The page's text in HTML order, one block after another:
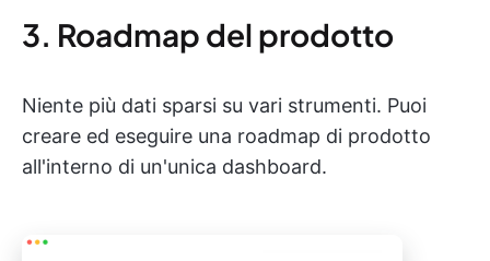
3. Roadmap del prodotto
Niente più dati sparsi su vari strumenti. Puoi
creare ed eseguire una roadmap di prodotto
all'interno di un'unica dashboard.